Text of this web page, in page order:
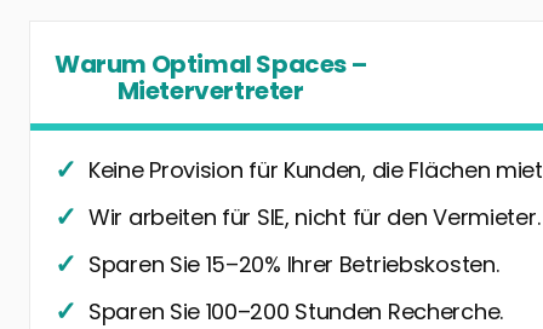
Warum Optimal Spaces –
Mietervertreter
Keine Provision für Kunden, die Flächen
Wir arbeiten für SIE, nicht für den Vermieter.
Sparen Sie 15–20% Ihrer Betriebskosten.
Sparen Sie 100–200 Stunden Recherche.